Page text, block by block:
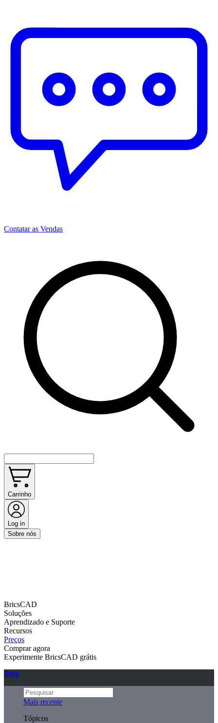
Contatar as Vendas
Carrinho
Log in
Sobre nós
BricsCAD
Soluções
Aprendizado e Suporte
Recursos
Preços
Comprar agora
Experimente BricsCAD grátis
Blog
Mais recente
Tópicos